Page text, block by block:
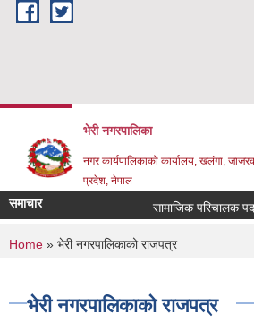
Skip to main content
भेरी नगरपालिका
नगर कार्यपालिकाको कार्यालय, खलंगा,
प्रदेश, नेपाल
समाचार सामाजिक परिचालक पदको
You are here
Home » भेरी नगरपालिकाको राजपत्र
भेरी नगरपालिकाको राजपत्र